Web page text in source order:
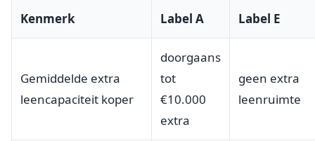
Kenmerk Label A Label E
Gemiddelde extra
leencapaciteit koper
doorgaans
tot
€10.000
extra
geen extra
leenruimte